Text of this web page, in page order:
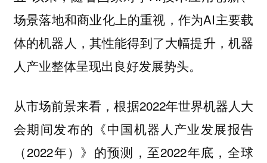
场景落地和商业化上的重视，作为AI主要载
体的机器人，其性能得到了大幅提升，机器
人产业整体呈现出良好发展势头。
从市场前景来看，根据2022年世界机器人大
会期间发布的《中国机器人产业发展报告
（2022年）》的预测，至2022年底，全球